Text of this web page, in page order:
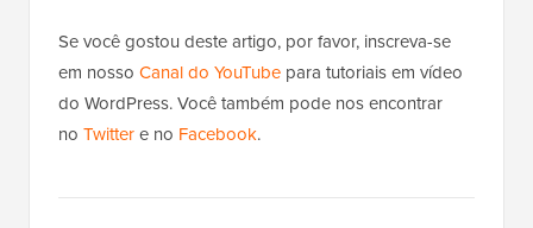
Se você gostou deste artigo, por favor, inscreva-se
em nosso Canal do YouTube para tutoriais em vídeo
do WordPress. Você também pode nos encontrar
no Twittere no Facebook.